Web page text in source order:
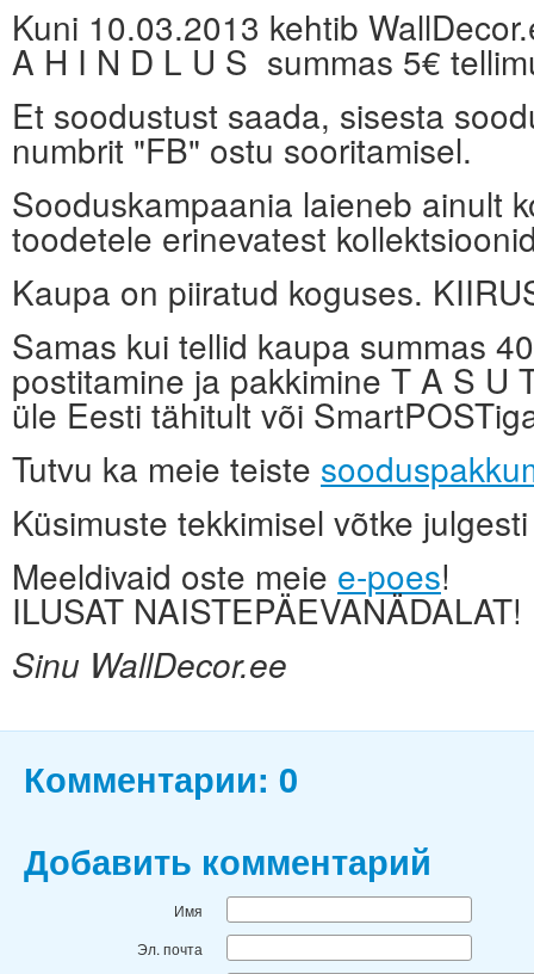
Kuni 10.03.2013 kehtib
A H I N D L U S summas 5€
Et soodustust saada, sisesta
numbrit "FB" ostu sooritamisel.
Sooduskampaania laieneb ainult
toodetele erinevatest
Kaupa on piiratud koguses.
Samas kui tellid kaupa summas
postitamine ja pakkimine T A S U
üle Eesti tähitult või
Tutvu ka meie teiste
Küsimuste tekkimisel võtke
Meeldivaid oste meie e-poes!
ILUSAT NAISTEPÄEVANÄDALAT!
Sinu WallDecor.ee
Комментарии: 0
Добавить комментарий
Имя
Эл. почта